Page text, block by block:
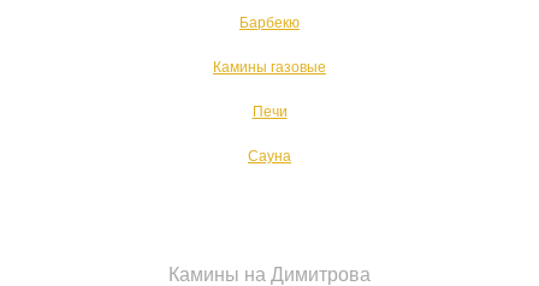
Барбекю
Камины газовые
Печи
Сауна
Камины на Димитрова